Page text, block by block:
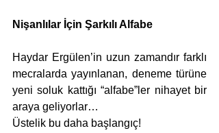
Nişanlılar İçin Şarkılı Alfabe
Haydar Ergülen’in uzun zamandır farklı
mecralarda yayınlanan, deneme türüne
yeni soluk kattığı “alfabe”ler nihayet bir
araya geliyorlar…
Üstelik bu daha başlangıç!